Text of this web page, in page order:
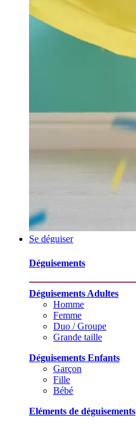
Se déguiser
Déguisements
Déguisements Adultes
Homme
Femme
Duo / Groupe
Grande taille
Déguisements Enfants
Garçon
Fille
Bébé
Eléments de déguisements